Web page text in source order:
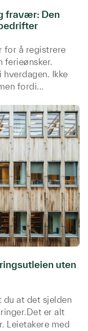
fravær: Den
for å registrere
ferieønsker.
Ikke
fordi...
uten
at det sjelden
er alt
Leietakere med